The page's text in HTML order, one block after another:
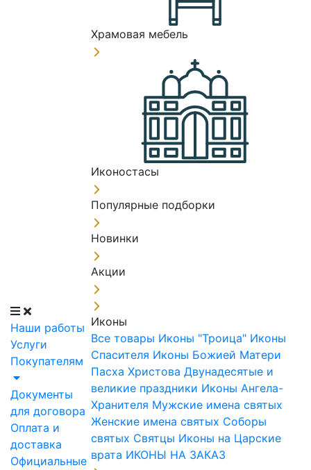
Наши работы
Услуги
Покупателям
Документы
для договора
Оплата и
доставка
Официальные
Храмовая мебель
Иконостасы
Популярные подборки
Новинки
Акции
Иконы
Все товары Иконы "Троица" Иконы
Спасителя Иконы Божией Матери
Пасха Христова Двунадесятые и
великие праздники Иконы Ангела-
Хранителя Мужские имена святых
Женские имена святых Соборы
святых Святцы Иконы на Царские
врата ИКОНЫ НА ЗАКАЗ